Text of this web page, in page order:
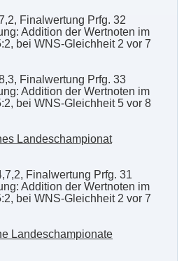
Finalwertung Prfg. 32
Addition der Wertnoten im
bei WNS-Gleichheit 2 vor 7
Finalwertung Prfg. 33
Addition der Wertnoten im
bei WNS-Gleichheit 5 vor 8
Landeschampionat
Finalwertung Prfg. 31
Addition der Wertnoten im
bei WNS-Gleichheit 2 vor 7
Landeschampionate